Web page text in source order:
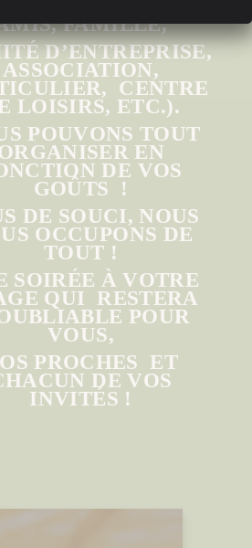
FAMILLE,
D’ENTREPRISE,
ASSOCIATION,
CENTRE
LOISIRS, ETC.).
POUVONS TOUT
EN
DE VOS
GOÛTS !
DE SOUCI, NOUS
OCCUPONS DE
TOUT !
SOIRÉE À VOTRE
QUI RESTERA
POUR
VOUS,
PROCHES ET
DE VOS
INVITÉS !